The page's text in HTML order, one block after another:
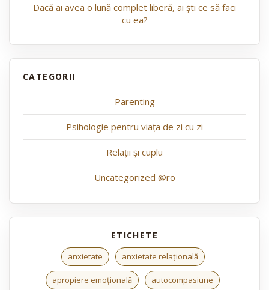
Dacă ai avea o lună complet liberă, ai ști ce să faci
cu ea?
Parenting
Psihologie pentru viața de zi cu zi
Relații și cuplu
Uncategorized @ro
anxietate anxietate relațională
apropiere emoțională autocompasiune